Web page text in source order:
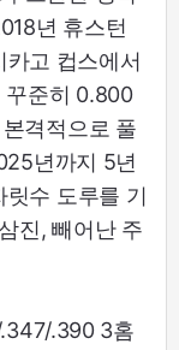
년 휴스턴
고 컵스에서
꾸준히 0.800
격적으로 풀
년까지 5년
수 도루를 기
진, 빼어난 주
.390 3홈